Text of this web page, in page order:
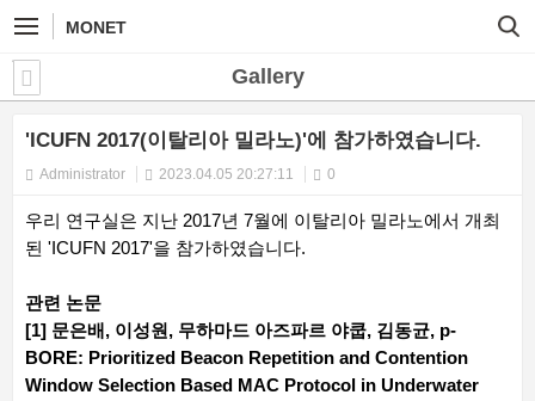
MONET
Gallery
'ICUFN 2017(이탈리아 밀라노)'에 참가하였습니다.
Administrator 2023.04.05 20:27:11 0
우리 연구실은 지난 2017년 7월에 이탈리아 밀라노에서 개최
된 'ICUFN 2017'을 참가하였습니다.
관련 논문
[1] 문은배, 이성원, 무하마드 아즈파르 야쿱, 김동균, p-
BORE: Prioritized Beacon Repetition and Contention
Window Selection Based MAC Protocol in Underwater